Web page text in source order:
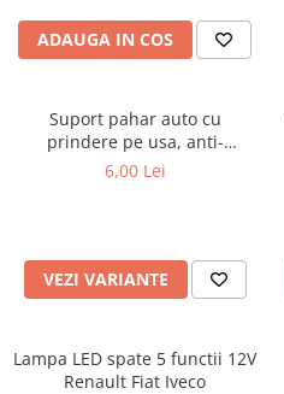
Nuca Volan
Oglinda Retrovizoare
Ornamente Auto
Ornamente Pedale Auto
Ornamente Schimbator Viteza
Ornamente Toba Auto
Plasa elastica & Organizator Auto
ADAUGA IN COS
Suport pahar auto cu
prindere pe usa, anti-
alunecare, universal
6,00 Lei
VEZI VARIANTE
Lampa LED spate 5 functii 12V
Renault Fiat Iveco